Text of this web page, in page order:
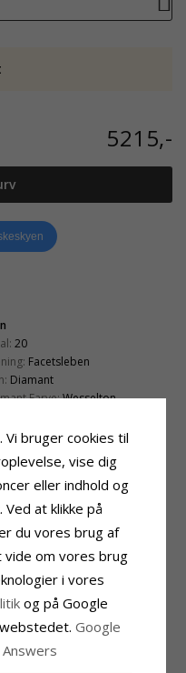
5215,-
20
Facetsleben
Diamant
Farve:Wesselton
0,10
Inkl. Øsken: 19,0 mm
6,6 mm
2-3 Hverdage
bruger cookies til
vise dig
eller indhold og
at klikke på
du vores brug af
vide om vores brug
i vores
og på Google
Google